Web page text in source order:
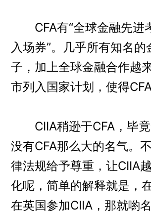
CFA有“全球金融先进
入场券”。几乎所有知名
子，加上全球金融合作越
市列入国家计划，使得
CIIA稍逊于CFA，毕竟
没有CFA那么大的名气。
律法规给予尊重，让CIIA
化呢，简单的解释就是，
在英国参加CIIA，那就喲名